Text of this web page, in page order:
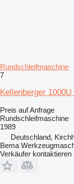
Rundschleifmaschine
7
Kellenberger
Preis auf Anfrage
Rundschleifmaschine
1989
Deutschland,
Bema
Verkäufer kontaktieren